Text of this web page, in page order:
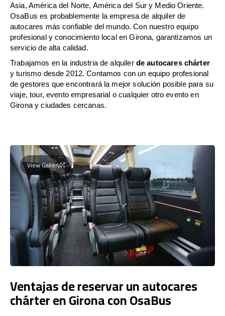
Asia, América del Norte, América del Sur y Medio Oriente.
OsaBus es probablemente la empresa de alquiler de
autocares más confiable del mundo. Con nuestro equipo
profesional y conocimiento local en Girona, garantizamos un
servicio de alta calidad.
Trabajamos en la industria de alquiler de autocares chárter
y turismo desde 2012. Contamos con un equipo profesional
de gestores que encontrará la mejor solución posible para su
viaje, tour, evento empresarial o cualquier otro evento en
Girona y ciudades cercanas.
View Gallery
Ventajas de reservar un autocares
chárter en Girona con OsaBus